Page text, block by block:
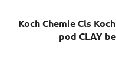
Koch Chemie Cls
pod CLAY